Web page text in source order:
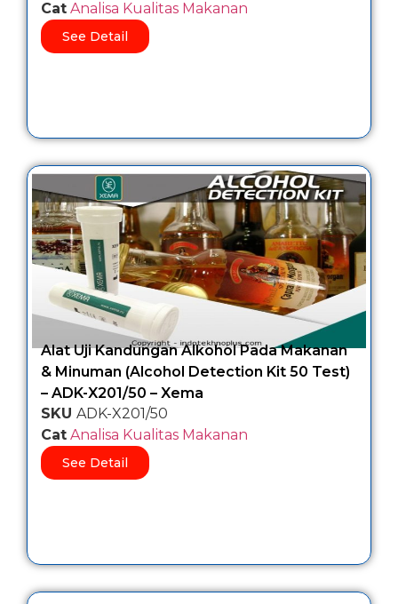
Cat Analisa Kualitas Makanan
See Detail
Alat Uji Kandungan Alkohol Pada Makanan
& Minuman (Alcohol Detection Kit 50 Test)
– ADK-X201/50 – Xema
SKU ADK-X201/50
Cat Analisa Kualitas Makanan
See Detail